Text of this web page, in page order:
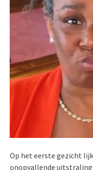
Op het eerste gezicht
onopvallende